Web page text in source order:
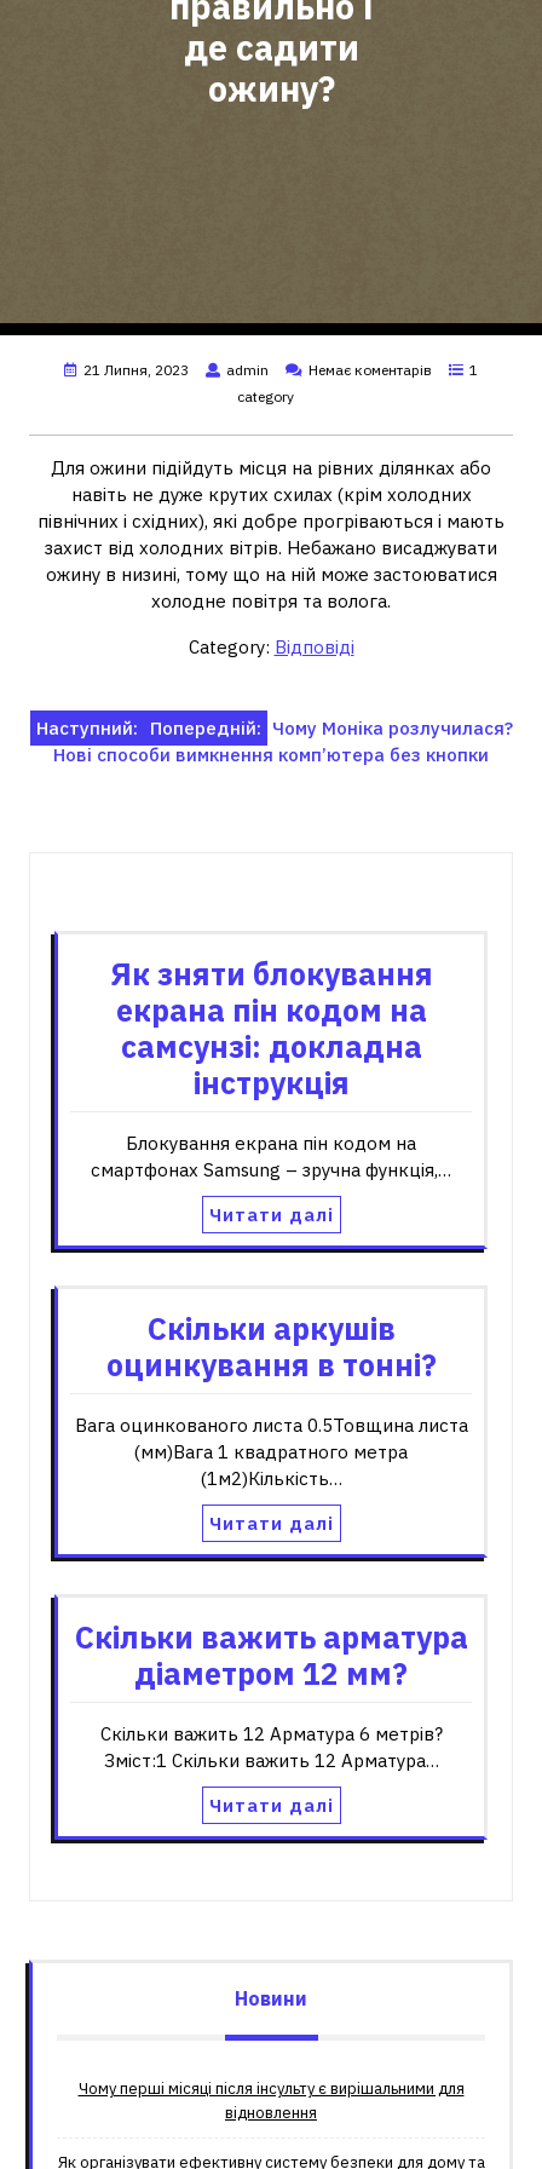
де садити
ожину?
21 Липня, 2023 admin Немає коментарів
1
category
Для ожини підійдуть місця на рівних ділянках або
навіть не дуже крутих схилах (крім холодних
північних і східних), які добре прогріваються і мають
захист від холодних вітрів. Небажано висаджувати
ожину в низині, тому що на ній може застоюватися
холодне повітря та волога.
Category: Відповіді
Навігація
записів
Попередній: Чому Моніка розлучилася?
Наступний:
Нові способи вимкнення комп’ютера без кнопки
Як зняти блокування
екрана пін кодом на
самсунзі: докладна
інструкція
Блокування екрана пін кодом на
смартфонах Samsung – зручна функція,…
Читати далі
Скільки аркушів
оцинкування в тонні?
Вага оцинкованого листа 0.5Товщина листа
(мм)Вага 1 квадратного метра
(1м2)Кількість…
Читати далі
Скільки важить арматура
діаметром 12 мм?
Скільки важить 12 Арматура 6 метрів?
Зміст:1 Скільки важить 12 Арматура…
Читати далі
Новини
Чому перші місяці після інсульту є вирішальними для
відновлення
Як організувати ефективну систему безпеки для дому та